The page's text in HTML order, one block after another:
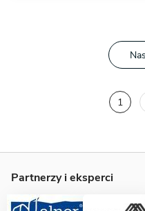
1
Partnerzy i eksperci